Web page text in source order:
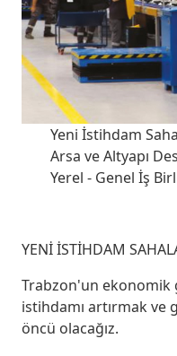
Yeni İstihdam
Arsa ve Altyapı
Yerel - Genel İş
YENİ İSTİHDAM
Trabzon'un ekonomik
istihdamı artırmak
öncü olacağız.